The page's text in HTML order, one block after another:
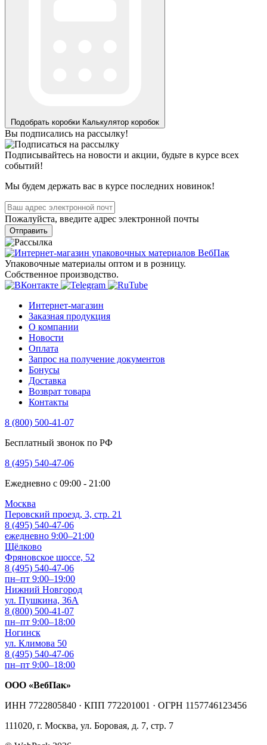
Подобрать коробки Калькулятор коробок
Вы подписались на рассылку!
Подписывайтесь на новости и акции, будьте в курсе всех
событий!
Мы будем держать вас в курсе последних новинок!
Пожалуйста, введите адрес электронной почты
Отправить
Упаковочные материалы оптом и в розницу.
Собственное производство.
Интернет-магазин
Заказная продукция
О компании
Новости
Оплата
Запрос на получение документов
Бонусы
Доставка
Возврат товара
Контакты
8 (800) 500-41-07
Бесплатный звонок по РФ
8 (495) 540-47-06
Ежедневно с 09:00 - 21:00
Москва
Перовский проезд, 3, стр. 21
8 (495) 540-47-06
ежедневно 9:00–21:00
Щёлково
Фряновское шоссе, 52
8 (495) 540-47-06
пн–пт 9:00–19:00
Нижний Новгород
ул. Пушкина, 36А
8 (800) 500-41-07
пн–пт 9:00–18:00
Ногинск
ул. Климова 50
8 (495) 540-47-06
пн–пт 9:00–18:00
ООО «ВебПак»
ИНН 7722805840 · КПП 772201001 · ОГРН 1157746123456
111020, г. Москва, ул. Боровая, д. 7, стр. 7